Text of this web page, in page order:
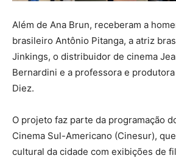
Além de Ana Brun, receberam a
brasileiro Antônio Pitanga, a atriz
Jinkings, o distribuidor de cinema
Bernardini e a professora e
Diez.
O projeto faz parte da programação
Cinema Sul-Americano (Cinesur),
cultural da cidade com exibições de